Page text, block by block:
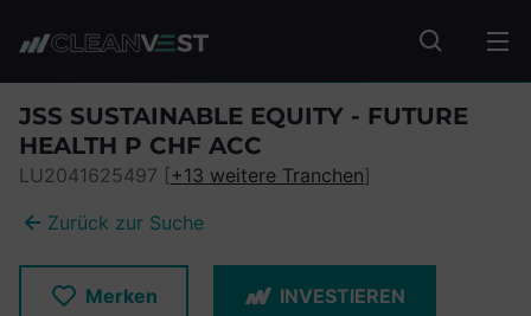
Fonds
JSS SUSTAINABLE EQUITY - FUTURE
HEALTH P CHF ACC
LU2041625497 [+13 weitere Tranchen]
Zurück zur Suche
Merken INVESTIEREN